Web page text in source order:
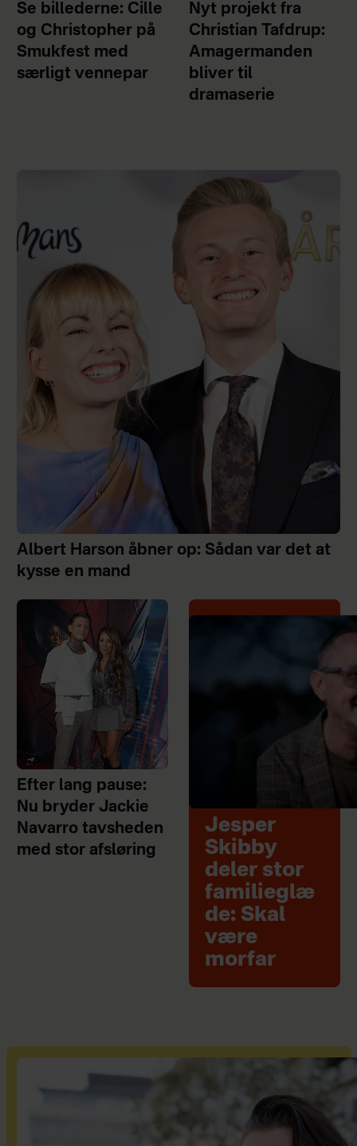
Se billederne: Cille
og Christopher på
Smukfest med
særligt vennepar
Nyt projekt fra
Christian Tafdrup:
Amagermanden
bliver til
dramaserie
Albert Harson åbner op: Sådan var det at
kysse en mand
Efter lang pause:
Nu bryder Jackie
Navarro tavsheden
med stor afsløring
Jesper
Skibby
deler stor
familieglæ
de: Skal
være
morfar